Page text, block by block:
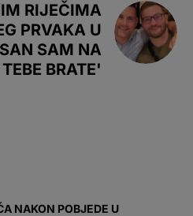
RIJEČIMA
PRVAKA U
SAM NA
TEBE BRATE'
NAKON POBJEDE U